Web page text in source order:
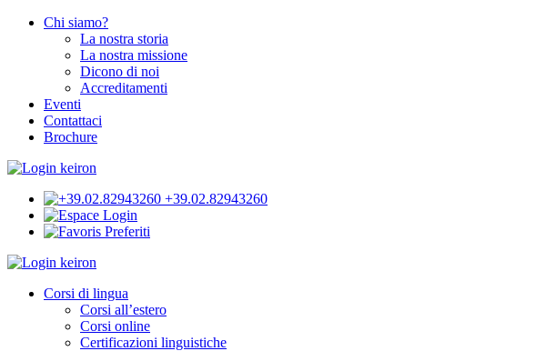
Chi siamo?
La nostra storia
La nostra missione
Dicono di noi
Accreditamenti
Eventi
Contattaci
Brochure
+39.02.82943260
Login
Preferiti
Corsi di lingua
Corsi all’estero
Corsi online
Certificazioni linguistiche